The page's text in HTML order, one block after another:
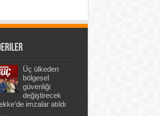
Üç ülkeden
bölgesel
güvenliği
değiştirecek
imzalar atıldı